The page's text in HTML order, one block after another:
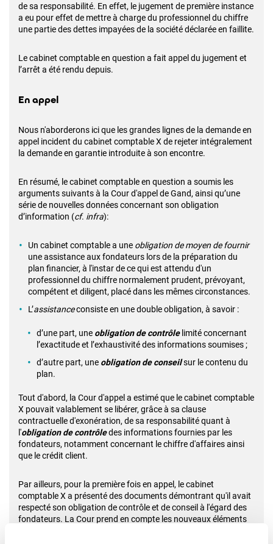
de sa responsabilité. En effet, le jugement de première instance
a eu pour effet de mettre à charge du professionnel du chiffre
une partie des dettes impayées de la société déclarée en faillite.
Le cabinet comptable en question a fait appel du jugement et
l’arrêt a été rendu depuis.
En appel
Nous n'aborderons ici que les grandes lignes de la demande en
appel incident du cabinet comptable X de rejeter intégralement
la demande en garantie introduite à son encontre.
En résumé, le cabinet comptable en question a soumis les
arguments suivants à la Cour d'appel de Gand, ainsi qu’une
série de nouvelles données concernant son obligation
d’information (cf. infra):
Un cabinet comptable a une obligation de moyen de fournir
une assistance aux fondateurs lors de la préparation du
plan financier, à l'instar de ce qui est attendu d'un
professionnel du chiffre normalement prudent, prévoyant,
compétent et diligent, placé dans les mêmes circonstances.
L’assistanceconsiste en une double obligation, à savoir :
d’une part, une obligation de contrôlelimité concernant
l’exactitude et l’exhaustivité des informations soumises ;
d’autre part, une obligation de conseilsur le contenu du
plan.
Tout d'abord, la Cour d'appel a estimé que le cabinet comptable
X pouvait valablement se libérer, grâce à sa clause
contractuelle d'exonération, de sa responsabilité quant à
l'obligation de contrôledes informations fournies par les
fondateurs, notamment concernant le chiffre d'affaires ainsi
que le crédit client.
Par ailleurs, pour la première fois en appel, le cabinet
comptable X a présenté des documents démontrant qu'il avait
respecté son obligation de contrôle et de conseil à l'égard des
fondateurs. La Cour prend en compte les nouveaux éléments